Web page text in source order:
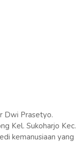
Dwi Prasetyo.
Kel. Sukoharjo Kec.
kemanusiaan yang